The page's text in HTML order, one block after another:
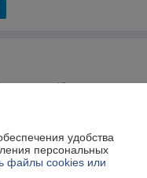
Юлия
удобства
персональных
файлы cookies или